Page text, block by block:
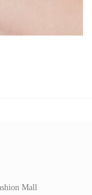
Mall